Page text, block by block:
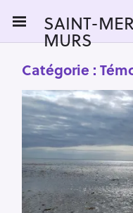
i
SAINT-
MURS
Catégorie :